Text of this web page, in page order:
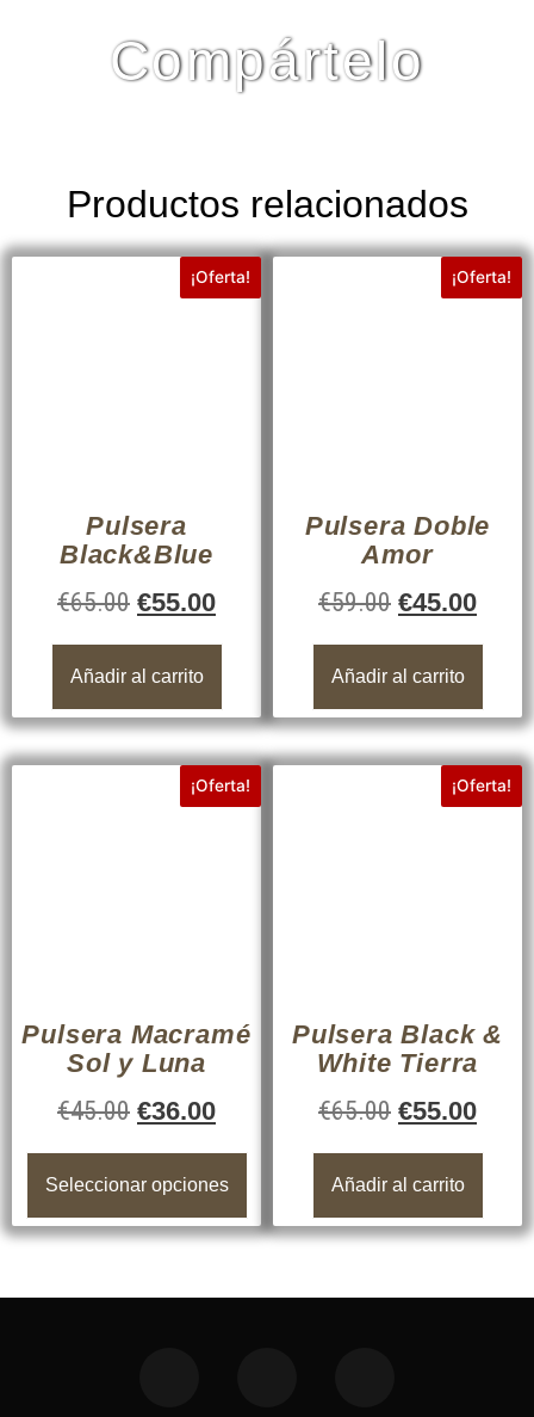
Compártelo
Productos relacionados
¡Oferta!
Pulsera
Black&Blue
€65.00 €55.00
Añadir al carrito
¡Oferta!
Pulsera Doble
Amor
€59.00 €45.00
Añadir al carrito
¡Oferta!
Pulsera Macramé
Sol y Luna
€45.00 €36.00
Seleccionar opciones
¡Oferta!
Pulsera Black &
White Tierra
€65.00 €55.00
Añadir al carrito